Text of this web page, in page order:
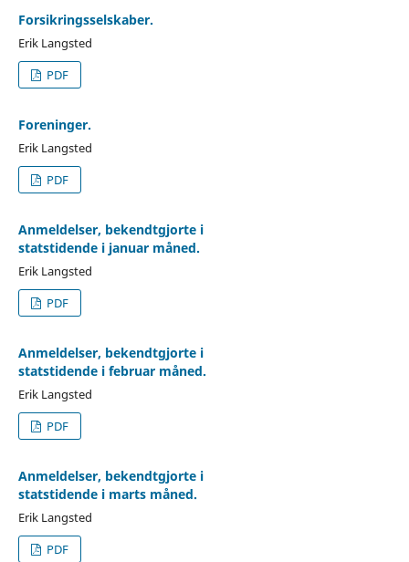
Forsikringsselskaber.
Erik Langsted
PDF
Foreninger.
Erik Langsted
PDF
Anmeldelser, bekendtgjorte i
statstidende i januar måned.
Erik Langsted
PDF
Anmeldelser, bekendtgjorte i
statstidende i februar måned.
Erik Langsted
PDF
Anmeldelser, bekendtgjorte i
statstidende i marts måned.
Erik Langsted
PDF